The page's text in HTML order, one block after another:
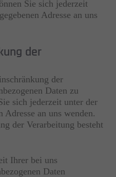
Sie sich jederzeit
Adresse an uns
der
der
Daten zu
sich jederzeit unter der
Adresse an uns wenden.
der Verarbeitung besteht
Ihrer bei uns
Daten